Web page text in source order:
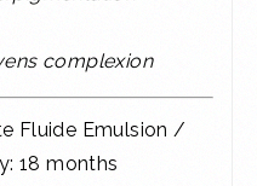
complexion
Fluide Emulsion /
18 months